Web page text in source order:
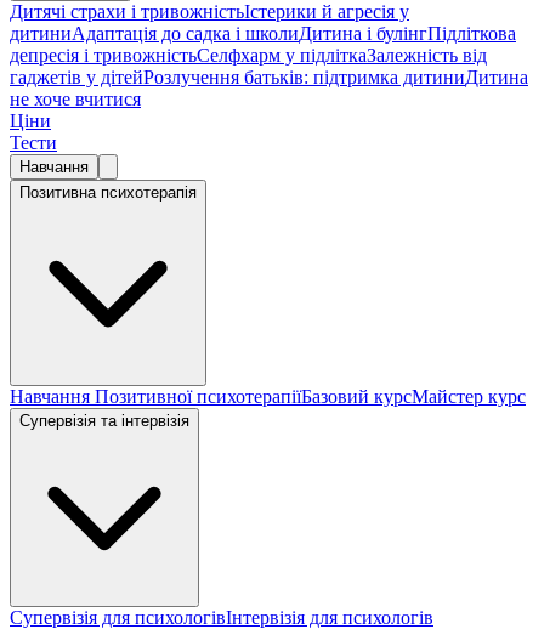
Дитячі страхи і тривожністьІстерики й агресія у
дитиниАдаптація до садка і школиДитина і булінгПідліткова
депресія і тривожністьСелфхарм у підліткаЗалежність від
гаджетів у дітейРозлучення батьків: підтримка дитиниДитина
не хоче вчитися
Ціни
Тести
Навчання
Позитивна психотерапія
Навчання Позитивної психотерапіїБазовий курсМайстер курс
Супервізія та інтервізія
Супервізія для психологівІнтервізія для психологів